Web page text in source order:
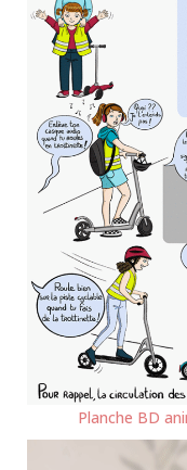
Planche BD